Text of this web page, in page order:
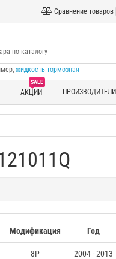
Сравнение товаров
жидкость тормозная
SALE
АКЦИИ ПРОИЗВОДИТЕЛИ
Модификация Год
8P 2004 - 2013